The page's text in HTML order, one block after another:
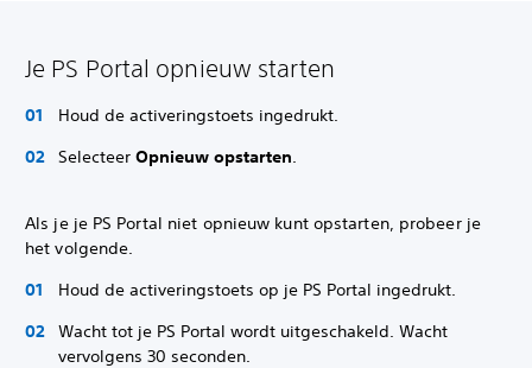
Je PS Portal opnieuw starten
Houd de activeringstoets ingedrukt.
Selecteer Opnieuw opstarten.
Als je je PS Portal niet opnieuw kunt opstarten, probeer je
het volgende.
Houd de activeringstoets op je PS Portal ingedrukt.
Wacht tot je PS Portal wordt uitgeschakeld. Wacht
vervolgens 30 seconden.